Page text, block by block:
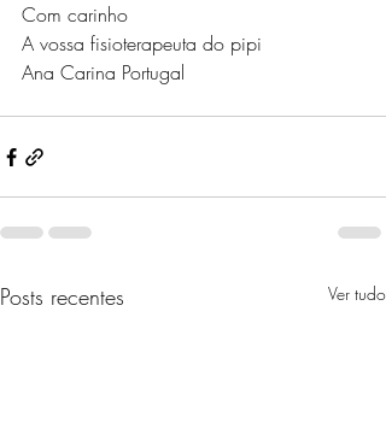
Com carinho
A vossa fisioterapeuta do pipi
Ana Carina Portugal
Posts recentes Ver tudo